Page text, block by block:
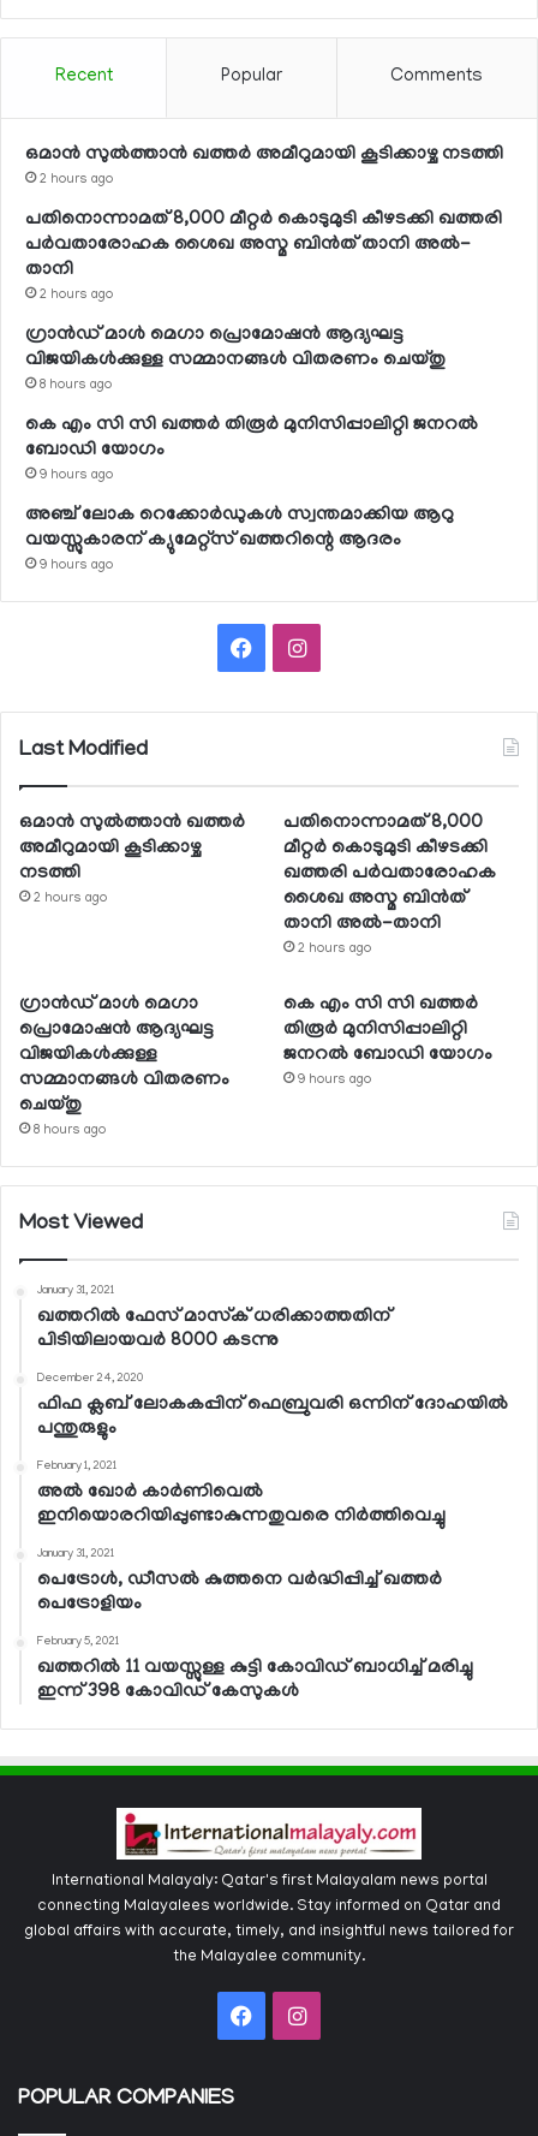
Recent Popular Comments
ഒമാന്‍ സുല്‍ത്താന്‍ ഖത്തര്‍ അമീറുമായി കൂടിക്കാഴ്ച നടത്തി
2 hours ago
പതിനൊന്നാമത് 8,000 മീറ്റര്‍ കൊടുമുടി കീഴടക്കി ഖത്തരി
പര്‍വതാരോഹക ശൈഖ അസ്മ ബിന്‍ത് താനി അല്‍-
താനി
2 hours ago
ഗ്രാന്‍ഡ് മാള്‍ മെഗാ പ്രൊമോഷന്‍ ആദ്യഘട്ട
വിജയികള്‍ക്കുള്ള സമ്മാനങ്ങള്‍ വിതരണം ചെയ്തു
8 hours ago
കെ എം സി സി ഖത്തര്‍ തിരൂര്‍ മുനിസിപ്പാലിറ്റി ജനറല്‍
ബോഡി യോഗം
9 hours ago
അഞ്ച് ലോക റെക്കോര്‍ഡുകള്‍ സ്വന്തമാക്കിയ ആറു
വയസ്സുകാരന് ക്യുമേറ്റ്‌സ് ഖത്തറിന്റെ ആദരം
9 hours ago
FacebookInstagram
Last Modified
ഒമാന്‍ സുല്‍ത്താന്‍ ഖത്തര്‍
അമീറുമായി കൂടിക്കാഴ്ച
നടത്തി
2 hours ago
പതിനൊന്നാമത് 8,000
മീറ്റര്‍ കൊടുമുടി കീഴടക്കി
ഖത്തരി പര്‍വതാരോഹക
ശൈഖ അസ്മ ബിന്‍ത്
താനി അല്‍-താനി
2 hours ago
ഗ്രാന്‍ഡ് മാള്‍ മെഗാ
പ്രൊമോഷന്‍ ആദ്യഘട്ട
വിജയികള്‍ക്കുള്ള
സമ്മാനങ്ങള്‍ വിതരണം
ചെയ്തു
8 hours ago
കെ എം സി സി ഖത്തര്‍
തിരൂര്‍ മുനിസിപ്പാലിറ്റി
ജനറല്‍ ബോഡി യോഗം
9 hours ago
Most Viewed
January 31, 2021
ഖത്തറില്‍ ഫേസ് മാസ്‌ക് ധരിക്കാത്തതിന്
പിടിയിലായവര്‍ 8000 കടന്നു
December 24, 2020
ഫിഫ ക്ലബ് ലോകകപ്പിന് ഫെബ്രുവരി ഒന്നിന് ദോഹയില്‍
പന്തുരുളും
February 1, 2021
അല്‍ ഖോര്‍ കാര്‍ണിവെല്‍
ഇനിയൊരറിയിപ്പുണ്ടാകുന്നതുവരെ നിര്‍ത്തിവെച്ചു
January 31, 2021
പെട്രോള്‍, ഡീസല്‍ കുത്തനെ വര്‍ദ്ധിപ്പിച്ച് ഖത്തര്‍
പെട്രോളിയം
February 5, 2021
ഖത്തറില്‍ 11 വയസ്സുള്ള കുട്ടി കോവിഡ് ബാധിച്ച് മരിച്ചു
ഇന്ന് 398 കോവിഡ് കേസുകള്‍
International Malayaly: Qatar's first Malayalam news portal
connecting Malayalees worldwide. Stay informed on Qatar and
global affairs with accurate, timely, and insightful news tailored for
the Malayalee community.
FacebookInstagram
POPULAR COMPANIES